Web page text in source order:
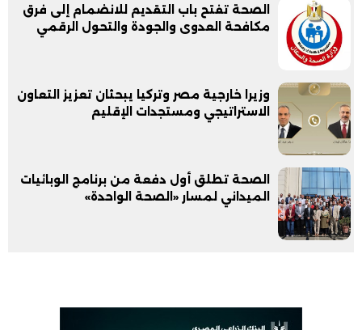
الصحة تفتح باب التقديم للانضمام إلى فرق
مكافحة العدوى والجودة والتحول الرقمي
وزيرا خارجية مصر وتركيا يبحثان تعزيز التعاون
الاستراتيجي ومستجدات الإقليم
الصحة تطلق أول دفعة من برنامج الوبائيات
الميداني لمسار «الصحة الواحدة»